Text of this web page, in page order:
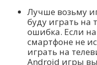
Лучше возьму
буду играть на
ошибка. Если
смартфоне не
играть на
Android игры